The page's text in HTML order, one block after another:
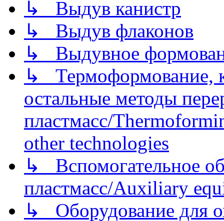
↳ Выдув канистр
↳ Выдув флаконов
↳ Выдувное
↳ Термоформование,
остальные методы
пластмасс/
other technologies
↳ Вспомогательное
пластмасс/Auxiliary
↳ Оборудование для